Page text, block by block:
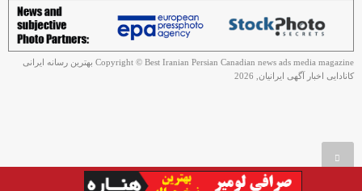
Copyright © Best Iranian Persian Canadian news ads media magazine بهترین رسانه ایرانی
کانادایی اخبار آگهی ایرانیان, 2026